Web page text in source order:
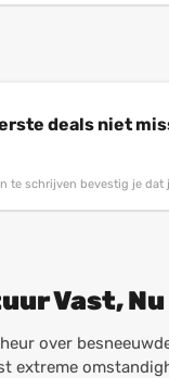
deals niet
te schrijven bevestig je
Vast,
over
extreme